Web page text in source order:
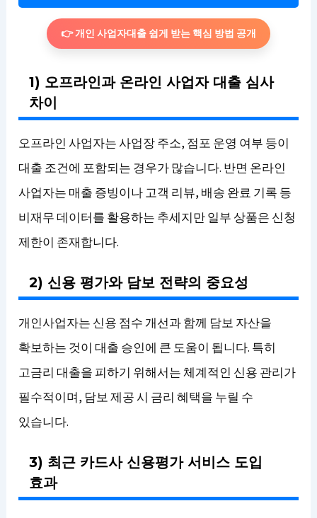
👉 개인 사업자대출 쉽게 받는 핵심 방법 공개
1) 오프라인과 온라인 사업자 대출 심사
차이
오프라인 사업자는 사업장 주소, 점포 운영 여부 등이
대출 조건에 포함되는 경우가 많습니다. 반면 온라인
사업자는 매출 증빙이나 고객 리뷰, 배송 완료 기록 등
비재무 데이터를 활용하는 추세지만 일부 상품은 신청
제한이 존재합니다.
2) 신용 평가와 담보 전략의 중요성
개인사업자는 신용 점수 개선과 함께 담보 자산을
확보하는 것이 대출 승인에 큰 도움이 됩니다. 특히
고금리 대출을 피하기 위해서는 체계적인 신용 관리가
필수적이며, 담보 제공 시 금리 혜택을 누릴 수
있습니다.
3) 최근 카드사 신용평가 서비스 도입
효과